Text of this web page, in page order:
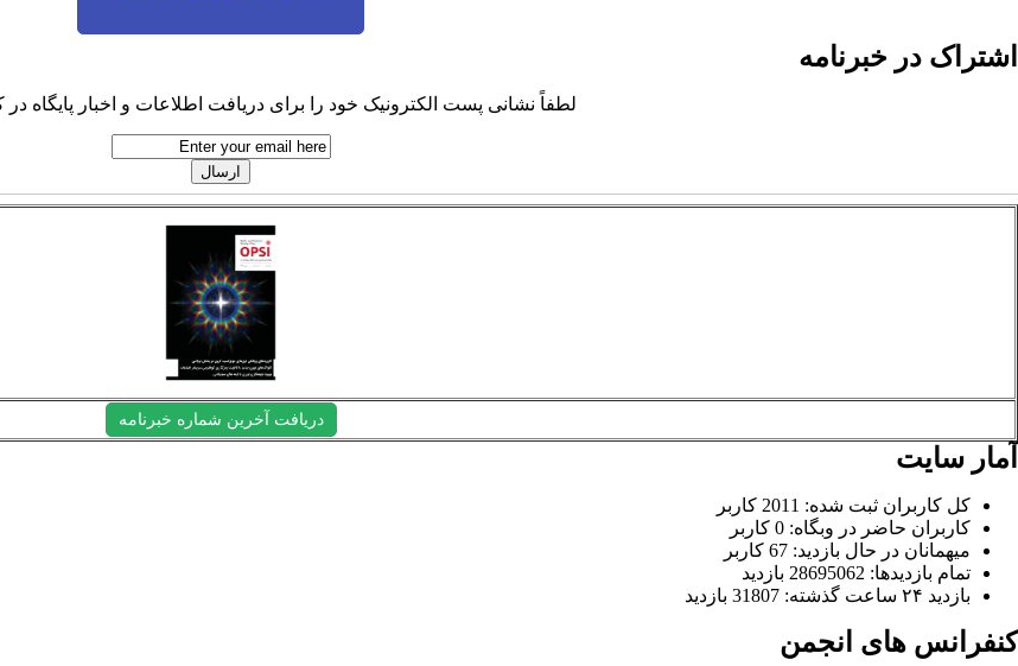
اشتراک در خبرنامه
لطفاً نشانی پست الکترونیک خود را برای دریافت اطلاعات و اخبار پایگاه در
دریافت آخرین شماره خبرنامه
آمار سایت
کل کاربران ثبت شده: 2011 کاربر
کاربران حاضر در وبگاه: 0 کاربر
میهمانان در حال بازدید: 67 کاربر
تمام بازدید‌ها: 28695062 بازدید
بازدید ۲۴ ساعت گذشته: 31807 بازدید
کنفرانس های انجمن